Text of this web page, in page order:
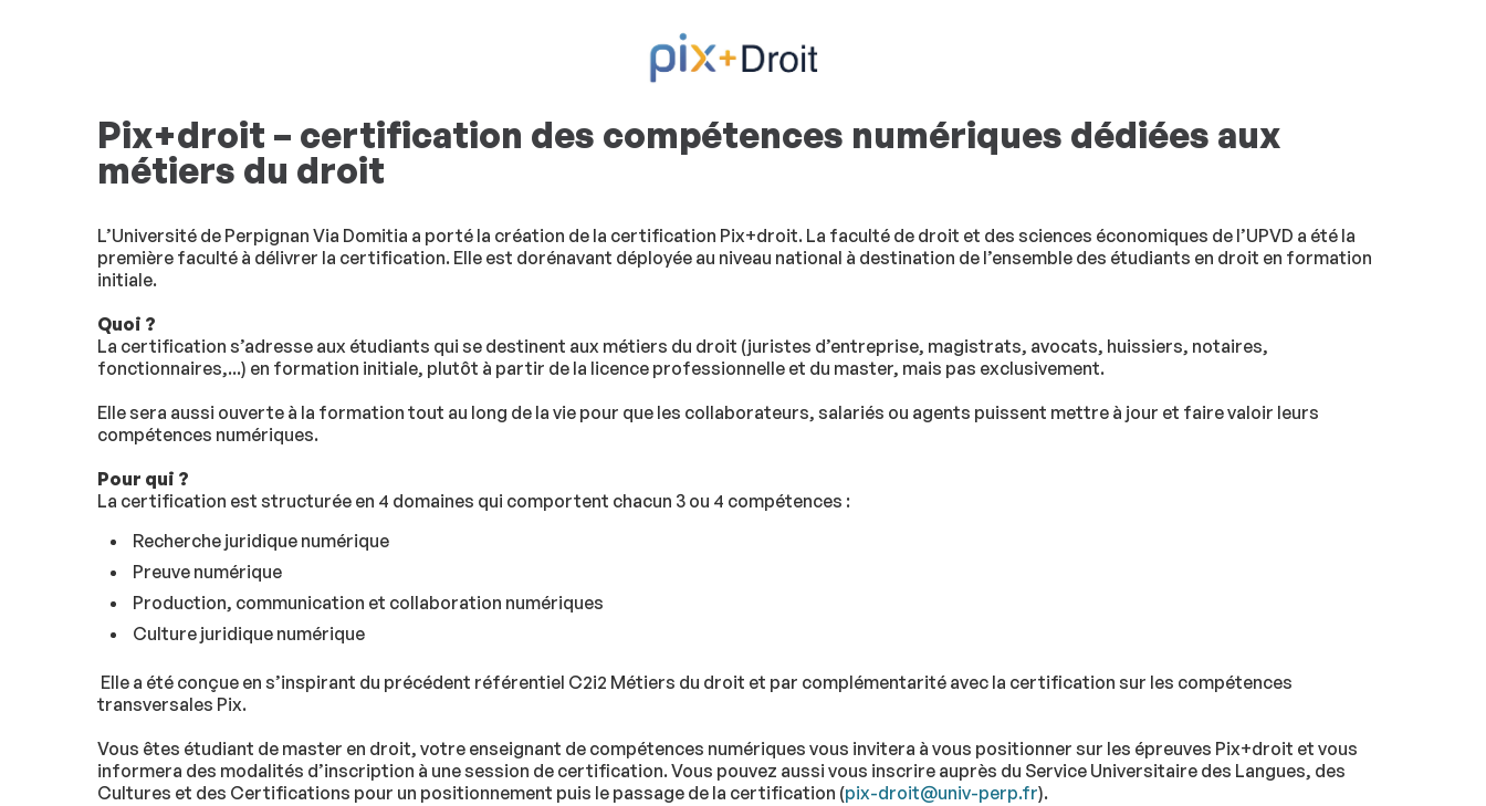
Pix+droit – certification des compétences numériques dédiées aux
métiers du droit
L’Université de Perpignan Via Domitia a porté la création de la certification Pix+droit. La faculté de droit et des sciences économiques de l’UPVD a été la
première faculté à délivrer la certification. Elle est dorénavant déployée au niveau national à destination de l’ensemble des étudiants en droit en formation
initiale.
Quoi ?
La certification s’adresse aux étudiants qui se destinent aux métiers du droit (juristes d’entreprise, magistrats, avocats, huissiers, notaires,
fonctionnaires,...) en formation initiale, plutôt à partir de la licence professionnelle et du master, mais pas exclusivement.
Elle sera aussi ouverte à la formation tout au long de la vie pour que les collaborateurs, salariés ou agents puissent mettre à jour et faire valoir leurs
compétences numériques.
Pour qui ?
La certification est structurée en 4 domaines qui comportent chacun 3 ou 4 compétences :
Recherche juridique numérique
Preuve numérique
Production, communication et collaboration numériques
Culture juridique numérique
Elle a été conçue en s’inspirant du précédent référentiel C2i2 Métiers du droit et par complémentarité avec la certification sur les compétences
transversales Pix.
Vous êtes étudiant de master en droit, votre enseignant de compétences numériques vous invitera à vous positionner sur les épreuves Pix+droit et vous
informera des modalités d’inscription à une session de certification. Vous pouvez aussi vous inscrire auprès du Service Universitaire des Langues, des
Cultures et des Certifications pour un positionnement puis le passage de la certification (pix-droit@univ-perp.fr).